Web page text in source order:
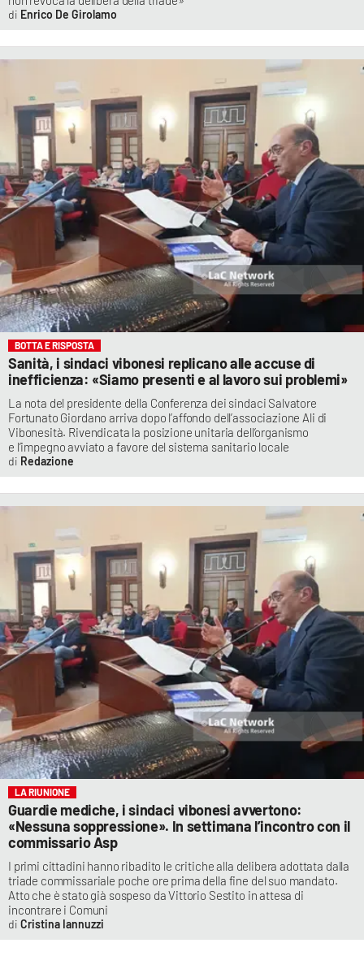
Enrico De Girolamo
BOTTA E RISPOSTA
Sanità, i sindaci vibonesi replicano alle accuse di
inefficienza: «Siamo presenti e al lavoro sui problemi»
La nota del presidente della Conferenza dei sindaci Salvatore
Fortunato Giordano arriva dopo l’affondo dell’associazione Ali di
Vibonesità. Rivendicata la posizione unitaria dell’organismo
e l’impegno avviato a favore del sistema sanitario locale
Redazione
LA RIUNIONE
Guardie mediche, i sindaci vibonesi avvertono:
«Nessuna soppressione». In settimana l’incontro con il
commissario Asp
I primi cittadini hanno ribadito le critiche alla delibera adottata dalla
triade commissariale poche ore prima della fine del suo mandato.
Atto che è stato già sospeso da Vittorio Sestito in attesa di
incontrare i Comuni
Cristina Iannuzzi